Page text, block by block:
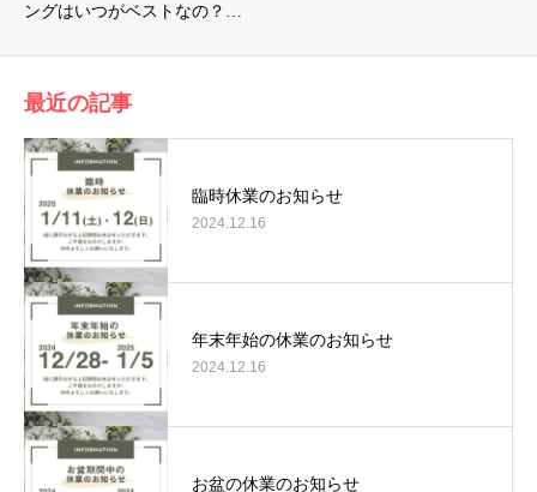
ングはいつがベストなの？…
最近の記事
臨時休業のお知らせ
2024.12.16
年末年始の休業のお知らせ
2024.12.16
お盆の休業のお知らせ